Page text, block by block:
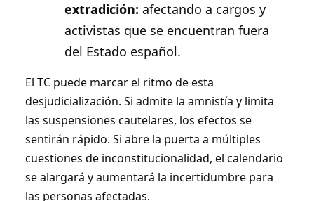
extradición: afectando a cargos y
activistas que se encuentran fuera
del Estado español.
El TC puede marcar el ritmo de esta
desjudicialización. Si admite la amnistía y limita
las suspensiones cautelares, los efectos se
sentirán rápido. Si abre la puerta a múltiples
cuestiones de inconstitucionalidad, el calendario
se alargará y aumentará la incertidumbre para
las personas afectadas.